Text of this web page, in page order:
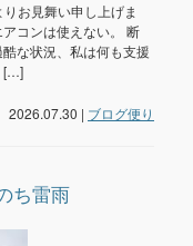
お見舞い申し上げま
コンは使えない。 断
な状況、私は何も支援
[…]
2026.07.30 | ブログ便り
ち雷雨